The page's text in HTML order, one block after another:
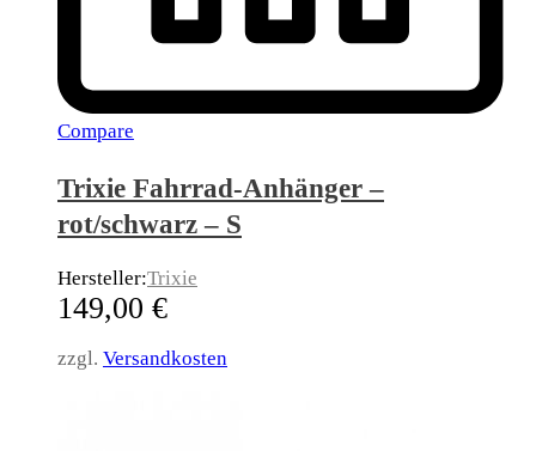
Compare
Trixie Fahrrad-Anhänger –
rot/schwarz – S
Hersteller:Trixie
149,00 €
zzgl. Versandkosten